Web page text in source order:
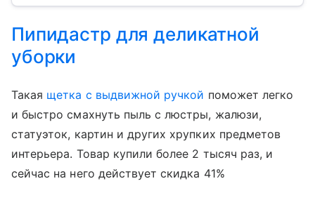
Пипидастр для деликатной
уборки
Такая щетка с выдвижной ручкой поможет легко
и быстро смахнуть пыль с люстры, жалюзи,
статуэток, картин и других хрупких предметов
интерьера. Товар купили более 2 тысяч раз, и
сейчас на него действует скидка 41%